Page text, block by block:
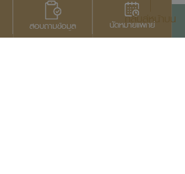
สอบถามข้อมูล นัดหมายแพทย์
กลับสู่หน้าบน